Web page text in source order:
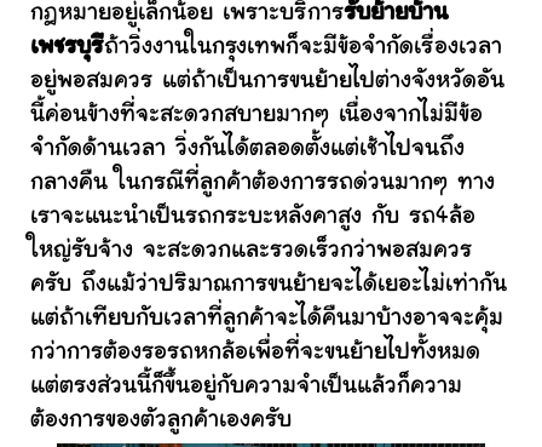
กฎหมายอยู่เล็กน้อย เพราะบริการรับย้ายบ้าน
เพชรบุรีถ้าวิ่งงานในกรุงเทพก็จะมีข้อจำกัดเรื่องเวลา
อยู่พอสมควร แต่ถ้าเป็นการขนย้ายไปต่างจังหวัดอัน
นี้ค่อนข้างที่จะสะดวกสบายมากๆ เนื่องจากไม่มีข้อ
จำกัดด้านเวลา วิ่งกันได้ตลอดตั้งแต่เช้าไปจนถึง
กลางคืน ในกรณีที่ลูกค้าต้องการรถด่วนมากๆ ทาง
เราจะแนะนำเป็นรถกระบะหลังคาสูง กับ รถ4ล้อ
ใหญ่รับจ้าง จะสะดวกและรวดเร็วกว่าพอสมควร
ครับ ถึงแม้ว่าปริมาณการขนย้ายจะได้เยอะไม่เท่ากัน
แต่ถ้าเทียบกับเวลาที่ลูกค้าจะได้คืนมาบ้างอาจจะคุ้ม
กว่าการต้องรอรถหกล้อเพื่อที่จะขนย้ายไปทั้งหมด
แต่ตรงส่วนนี้ก็ขึ้นอยู่กับความจำเป็นแล้วก็ความ
ต้องการของตัวลูกค้าเองครับ